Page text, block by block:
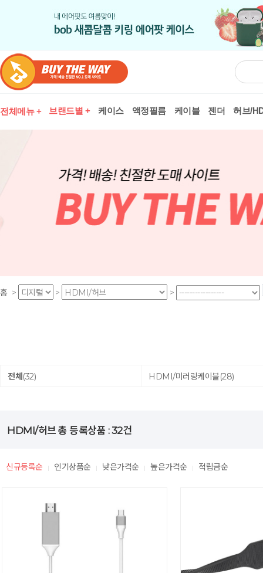
전체메뉴 + 브랜드별 + 케이스 액정필름 케이블 젠더 허브/
홈 > > >
전체 (32) HDMI/미러링케이블(28)
HDMI/허브 총 등록상품 :32건
신규등록순 | 인기상품순 | 낮은가격순 | 높은가격순 | 적립금순